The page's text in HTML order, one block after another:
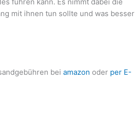
mit ihnen tun sollte und was besser
beiamazon oder per E-